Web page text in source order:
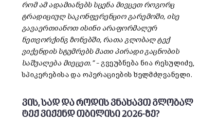
რომ ამ ადამიანებს სცენა მივცეთ როგორც
ტრადიციულ საკონფერენციო გარემოში, ისე
გავაერთიანოთ ისინი არაფორმალურ
ნეთვორქინგ ზონებში, რათა გლობალ ტექ
ვიქენდის სტუმრებს მათი პირადი გაცნობის
საშუალება მიეცეთ.”– გვეუბნება ნია რესულიძე,
სპიკერებისა და ოპერაციების ხელმძღვანელი.
ვის, სად და როდის ვნახავთ გლობალ
ტექ ვიქენდ თბილისი 2026-ზე?